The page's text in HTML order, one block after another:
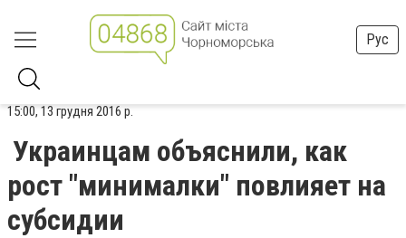
Рус
15:00, 13 грудня 2016 р.
Украинцам объяснили, как
рост "минималки" повлияет на
субсидии